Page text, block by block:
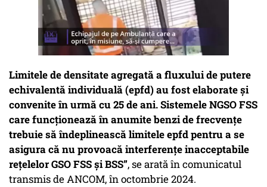
Limitele de densitate agregată a fluxului de putere
echivalentă individuală (epfd) au fost elaborate și
convenite în urmă cu 25 de ani. Sistemele NGSO FSS
care funcționează în anumite benzi de frecvențe
trebuie să îndeplinească limitele epfd pentru a se
asigura că nu provoacă interferențe inacceptabile
rețelelor GSO FSS și BSS”, se arată în comunicatul
transmis de ANCOM, în octombrie 2024.